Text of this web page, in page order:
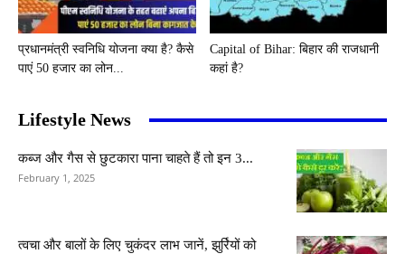
प्रधानमंत्री स्वनिधि योजना क्या है? कैसे
पाएं 50 हजार का लोन...
Capital of Bihar: बिहार की राजधानी
कहां है?
Lifestyle News
कब्ज और गैस से छुटकारा पाना चाहते हैं तो इन 3...
February 1, 2025
त्वचा और बालों के लिए चुकंदर लाभ जानें, झुर्रियों को